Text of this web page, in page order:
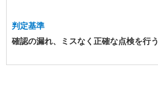
判定基準
確認の漏れ、ミスなく正確な点検を行